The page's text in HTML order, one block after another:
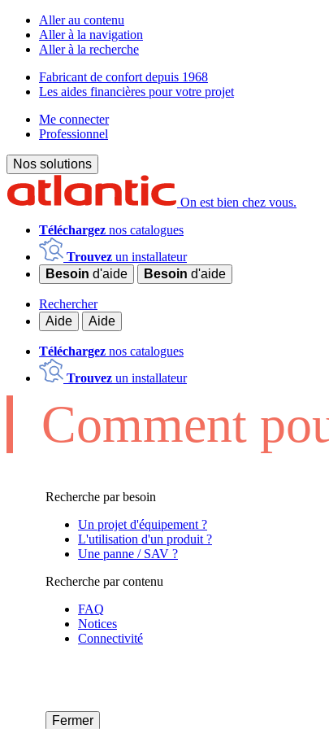
Aller au contenu
Aller à la navigation
Aller à la recherche
Fabricant de confort depuis 1968
Les aides financières pour votre projet
Me connecter
Professionnel
Nos solutions
On est bien chez vous.
Téléchargez nos catalogues
Trouvez un installateur
Besoin d'aide Besoin d'aide
Rechercher
Aide
Aide
Téléchargez nos catalogues
Trouvez un installateur
Comment
Recherche par besoin
Un projet d'équipement ?
L'utilisation d'un produit ?
Une panne / SAV ?
Recherche par contenu
FAQ
Notices
Connectivité
Fermer